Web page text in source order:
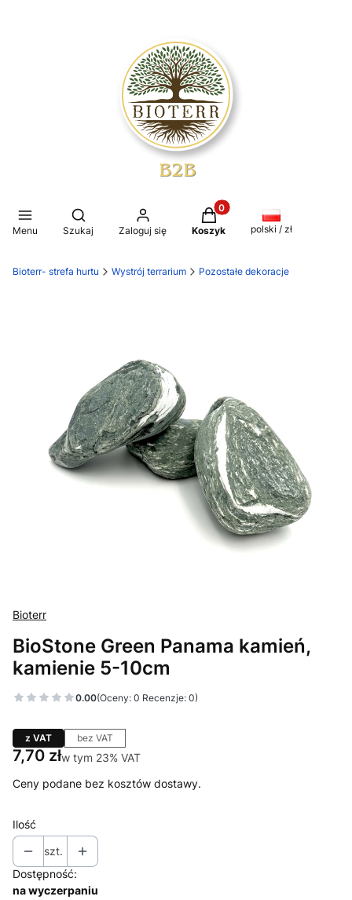
Menu
Otwórz wyszukiwarkę
Szukaj Zaloguj się
Produkty w koszyku: 0.
Koszyk polski / zł
Bioterr- strefa hurtu Wystrój terrarium Pozostałe dekoracje
Bioterr
BioStone Green Panama kamień,
kamienie 5-10cm
0.00(Oceny: 0 Recenzje: 0)
z VAT bez VAT
Cena
7,70 złw tym 23% VAT
w tym 23% VAT
Ceny podane bez kosztów dostawy.
Ilość
szt.
Dostępność:
na wyczerpaniu